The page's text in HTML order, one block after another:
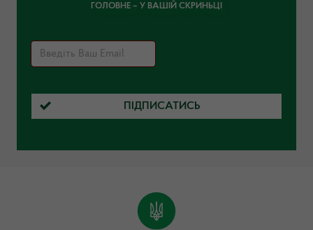
ГОЛОВНЕ – У ВАШІЙ СКРИНЬЦІ
ПІДПИСАТИСЬ